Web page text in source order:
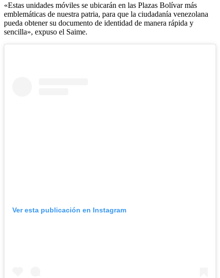
«Estas unidades móviles se ubicarán en las Plazas Bolívar más
emblemáticas de nuestra patria, para que la ciudadanía venezolana
pueda obtener su documento de identidad de manera rápida y
sencilla», expuso el Saime.
Ver esta publicación en Instagram